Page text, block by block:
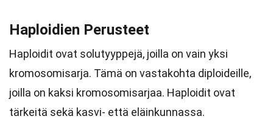
Haploidien Perusteet
Haploidit ovat solutyyppejä, joilla on vain yksi
kromosomisarja. Tämä on vastakohta diploideille,
joilla on kaksi kromosomisarjaa. Haploidit ovat
tärkeitä sekä kasvi- että eläinkunnassa.